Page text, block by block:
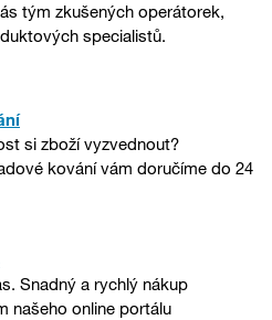
tým zkušených operátorek,
specialistů.
si zboží vyzvednout?
kování vám doručíme do 24
Snadný a rychlý nákup
našeho online portálu